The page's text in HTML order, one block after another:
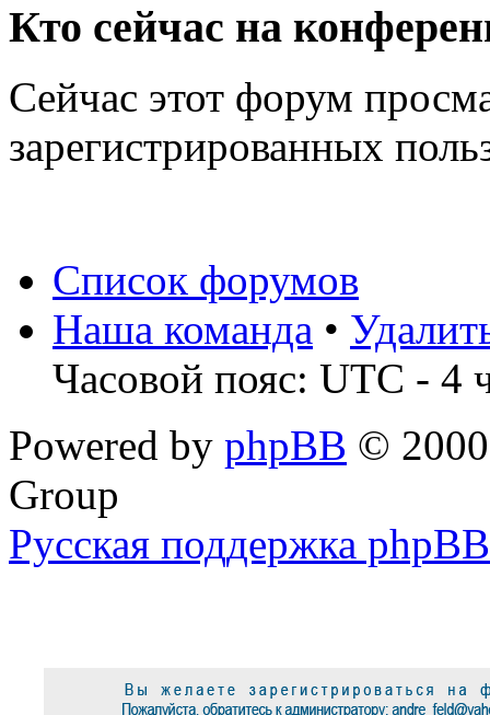
Кто сейчас на
Сейчас этот форум
зарегистрированных
Список форумов
Наша команда •
Часовой пояс: UTC - 4
Powered by phpBB ©
Group
Русская поддержка phpBB